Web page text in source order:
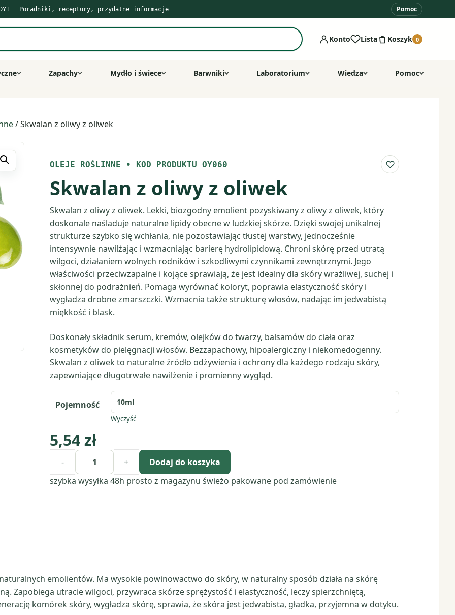
Poradniki, receptury, przydatne informacje Pomoc
Konto Lista Koszyk 0
Zapachy Mydło i świece Barwniki Laboratorium Wiedza Pomoc
/ Skwalan z oliwy z oliwek
OLEJE ROŚLINNE • KOD PRODUKTU OY060 Do listy
Skwalan z oliwy z oliwek
Skwalan z oliwy z oliwek. Lekki, biozgodny emolient pozyskiwany z oliwy z oliwek, który
doskonale naśladuje naturalne lipidy obecne w ludzkiej skórze. Dzięki swojej unikalnej
strukturze szybko się wchłania, nie pozostawiając tłustej warstwy, jednocześnie
intensywnie nawilżając i wzmacniając barierę hydrolipidową. Chroni skórę przed utratą
wilgoci, działaniem wolnych rodników i szkodliwymi czynnikami zewnętrznymi. Jego
właściwości przeciwzapalne i kojące sprawiają, że jest idealny dla skóry wrażliwej, suchej i
skłonnej do podrażnień. Pomaga wyrównać koloryt, poprawia elastyczność skóry i
wygładza drobne zmarszczki. Wzmacnia także strukturę włosów, nadając im jedwabistą
miękkość i blask.
Doskonały składnik serum, kremów, olejków do twarzy, balsamów do ciała oraz
kosmetyków do pielęgnacji włosów. Bezzapachowy, hipoalergiczny i niekomedogenny.
Skwalan z oliwek to naturalne źródło odżywienia i ochrony dla każdego rodzaju skóry,
zapewniające długotrwałe nawilżenie i promienny wygląd.
Pojemność
Wyczyść
5,54zł
-
ilość
Skwalan
+
Dodaj do koszyka
szybka wysyłka 48h prosto z magazynu świeżo pakowane pod zamówienie
emolientów. Ma wysokie powinowactwo do skóry, w naturalny sposób działa na skórę
Zapobiega utracie wilgoci, przywraca skórze sprężystość i elastyczność, leczy spierzchniętą,
komórek skóry, wygładza skórę, sprawia, że skóra jest jedwabista, gładka, przyjemna w dotyku.